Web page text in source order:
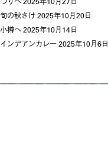
の秋さけ2025年10月20日
樽へ2025年10月14日
ンデアンカレー2025年10月6日